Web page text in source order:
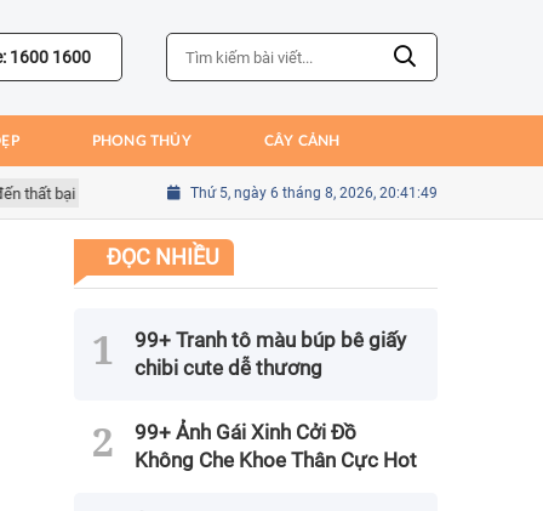
1600 1600
PHONG THỦY CÂY CẢNH
của Bồ Đào Nha Sai lầm của Kim Seung-gyu trong trận gặp
Thứ 5, ngày 6 tháng 8, 2026, 20:41:50
ĐỌC NHIỀU
99+ Tranh tô màu búp bê giấy
chibi cute dễ thương
99+ Ảnh Gái Xinh Cởi Đồ
Không Che Khoe Thân Cực Hot